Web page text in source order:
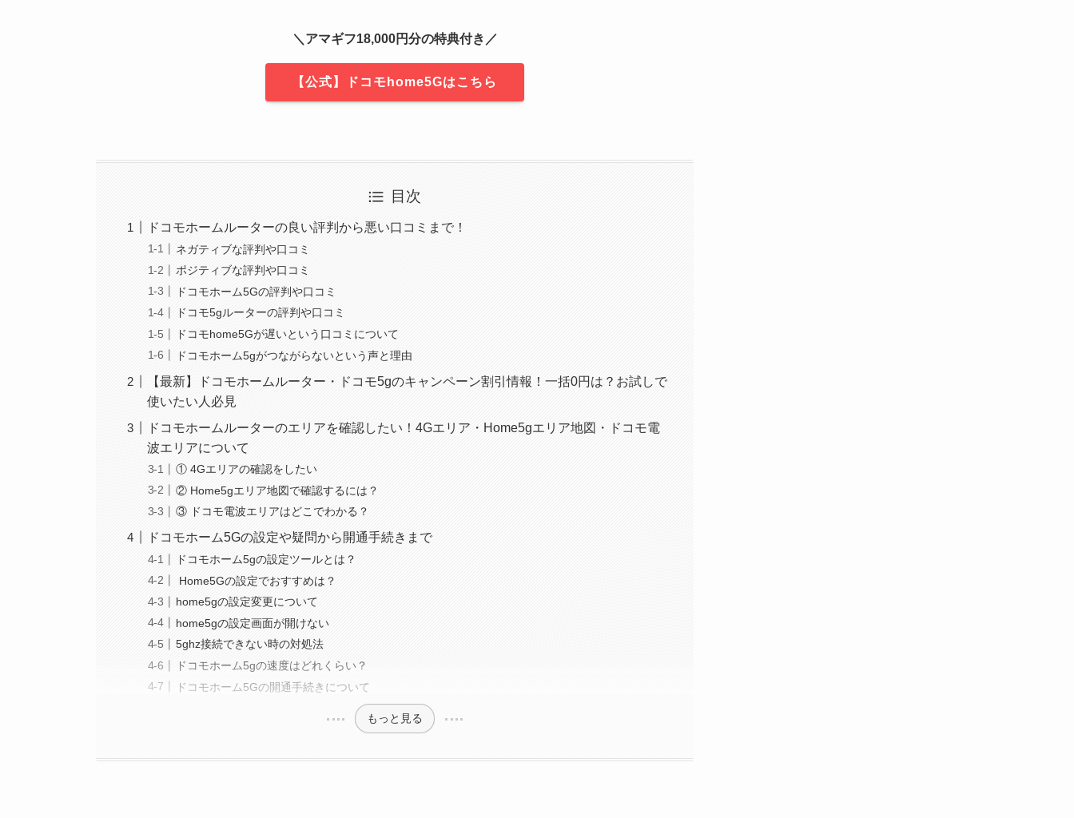
＼アマギフ18,000円分の特典付き／
【公式】ドコモhome5Gはこちら
目次
ドコモホームルーターの良い評判から悪い口コミまで！
ネガティブな評判や口コミ
ポジティブな評判や口コミ
ドコモホーム5Gの評判や口コミ
ドコモ5gルーターの評判や口コミ
ドコモhome5Gが遅いという口コミについて
ドコモホーム5gがつながらないという声と理由
【最新】ドコモホームルーター・ドコモ5gのキャンペーン割引情報！一括0円は？お試しで
使いたい人必見
ドコモホームルーターのエリアを確認したい！4Gエリア・Home5gエリア地図・ドコモ電
波エリアについて
① 4Gエリアの確認をしたい
② Home5gエリア地図で確認するには？
③ ドコモ電波エリアはどこでわかる？
ドコモホーム5Gの設定や疑問から開通手続きまで
ドコモホーム5gの設定ツールとは？
Home5Gの設定でおすすめは？
home5gの設定変更について
home5gの設定画面が開けない
5ghz接続できない時の対処法
ドコモホーム5gの速度はどれくらい？
ドコモホーム5Gの開通手続きについて
もっと見る